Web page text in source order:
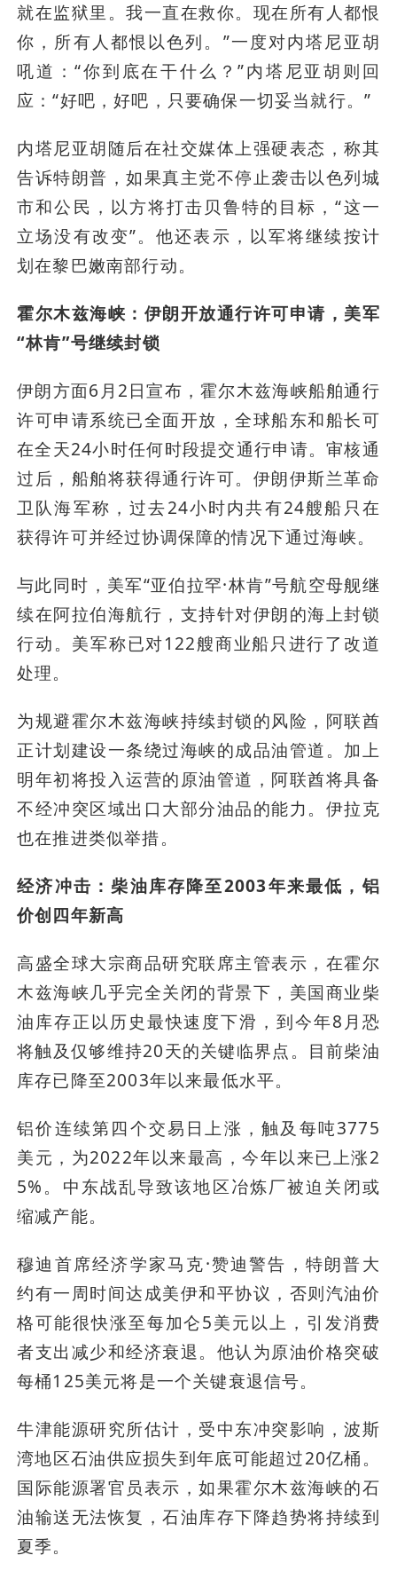
就在监狱里。我一直在救你。现在所有人都恨
你，所有人都恨以色列。”一度对内塔尼亚胡
吼道：“你到底在干什么？”内塔尼亚胡则回
应：“好吧，好吧，只要确保一切妥当就行。”
内塔尼亚胡随后在社交媒体上强硬表态，称其
告诉特朗普，如果真主党不停止袭击以色列城
市和公民，以方将打击贝鲁特的目标，“这一
立场没有改变”。他还表示，以军将继续按计
划在黎巴嫩南部行动。
霍尔木兹海峡：伊朗开放通行许可申请，美军
“林肯”号继续封锁
伊朗方面6月2日宣布，霍尔木兹海峡船舶通行
许可申请系统已全面开放，全球船东和船长可
在全天24小时任何时段提交通行申请。审核通
过后，船舶将获得通行许可。伊朗伊斯兰革命
卫队海军称，过去24小时内共有24艘船只在
获得许可并经过协调保障的情况下通过海峡。
与此同时，美军“亚伯拉罕·林肯”号航空母舰继
续在阿拉伯海航行，支持针对伊朗的海上封锁
行动。美军称已对122艘商业船只进行了改道
处理。
为规避霍尔木兹海峡持续封锁的风险，阿联酋
正计划建设一条绕过海峡的成品油管道。加上
明年初将投入运营的原油管道，阿联酋将具备
不经冲突区域出口大部分油品的能力。伊拉克
也在推进类似举措。
经济冲击：柴油库存降至2003年来最低，铝
价创四年新高
高盛全球大宗商品研究联席主管表示，在霍尔
木兹海峡几乎完全关闭的背景下，美国商业柴
油库存正以历史最快速度下滑，到今年8月恐
将触及仅够维持20天的关键临界点。目前柴油
库存已降至2003年以来最低水平。
铝价连续第四个交易日上涨，触及每吨3775
美元，为2022年以来最高，今年以来已上涨2
5%。中东战乱导致该地区冶炼厂被迫关闭或
缩减产能。
穆迪首席经济学家马克·赞迪警告，特朗普大
约有一周时间达成美伊和平协议，否则汽油价
格可能很快涨至每加仑5美元以上，引发消费
者支出减少和经济衰退。他认为原油价格突破
每桶125美元将是一个关键衰退信号。
牛津能源研究所估计，受中东冲突影响，波斯
湾地区石油供应损失到年底可能超过20亿桶。
国际能源署官员表示，如果霍尔木兹海峡的石
油输送无法恢复，石油库存下降趋势将持续到
夏季。